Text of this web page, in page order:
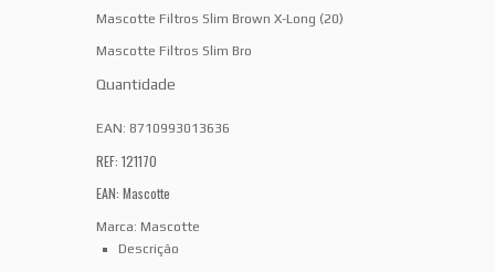
Mascotte Filtros Slim Brown X-Long (20)
Mascotte Filtros Slim Bro
Quantidade
EAN: 8710993013636
REF: 121170
EAN: Mascotte
Marca: Mascotte
Descrição